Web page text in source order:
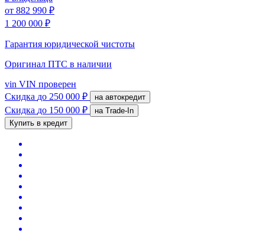
от 882 990 ₽
1 200 000 ₽
Гарантия юридической чистоты
Оригинал ПТС в наличии
vin VIN проверен
Скидка до 250 000 ₽ на автокредит
Скидка до 150 000 ₽
на Trade-In
Купить в кредит